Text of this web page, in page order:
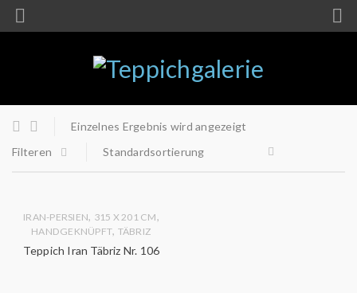
Einzelnes Ergebnis wird angezeigt
Filteren
Standardsortierung
IRAN-PERSIEN, 315 X 201 CM,
HANDGEKNÜPFT, TÄBRIZ
Teppich Iran Täbriz Nr. 106